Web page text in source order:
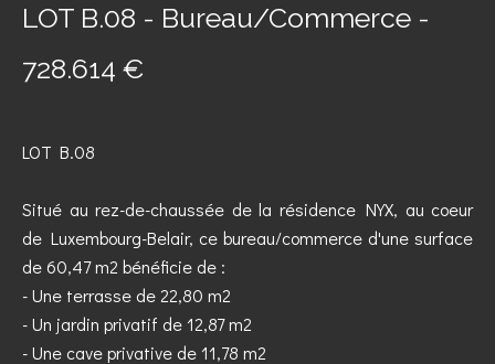
LOT B.08 - Bureau/Commerce -
728.614 €
LOT B.08
Situé au rez-de-chaussée de la résidence NYX, au coeur
de Luxembourg-Belair, ce bureau/commerce d'une surface
de 60,47 m2 bénéficie de :
- Une terrasse de 22,80 m2
- Un jardin privatif de 12,87 m2
- Une cave privative de 11,78 m2